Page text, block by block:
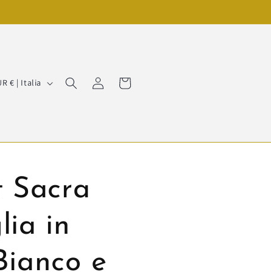
EUR € | Italia Accedi Carrello
Sacra
in
e